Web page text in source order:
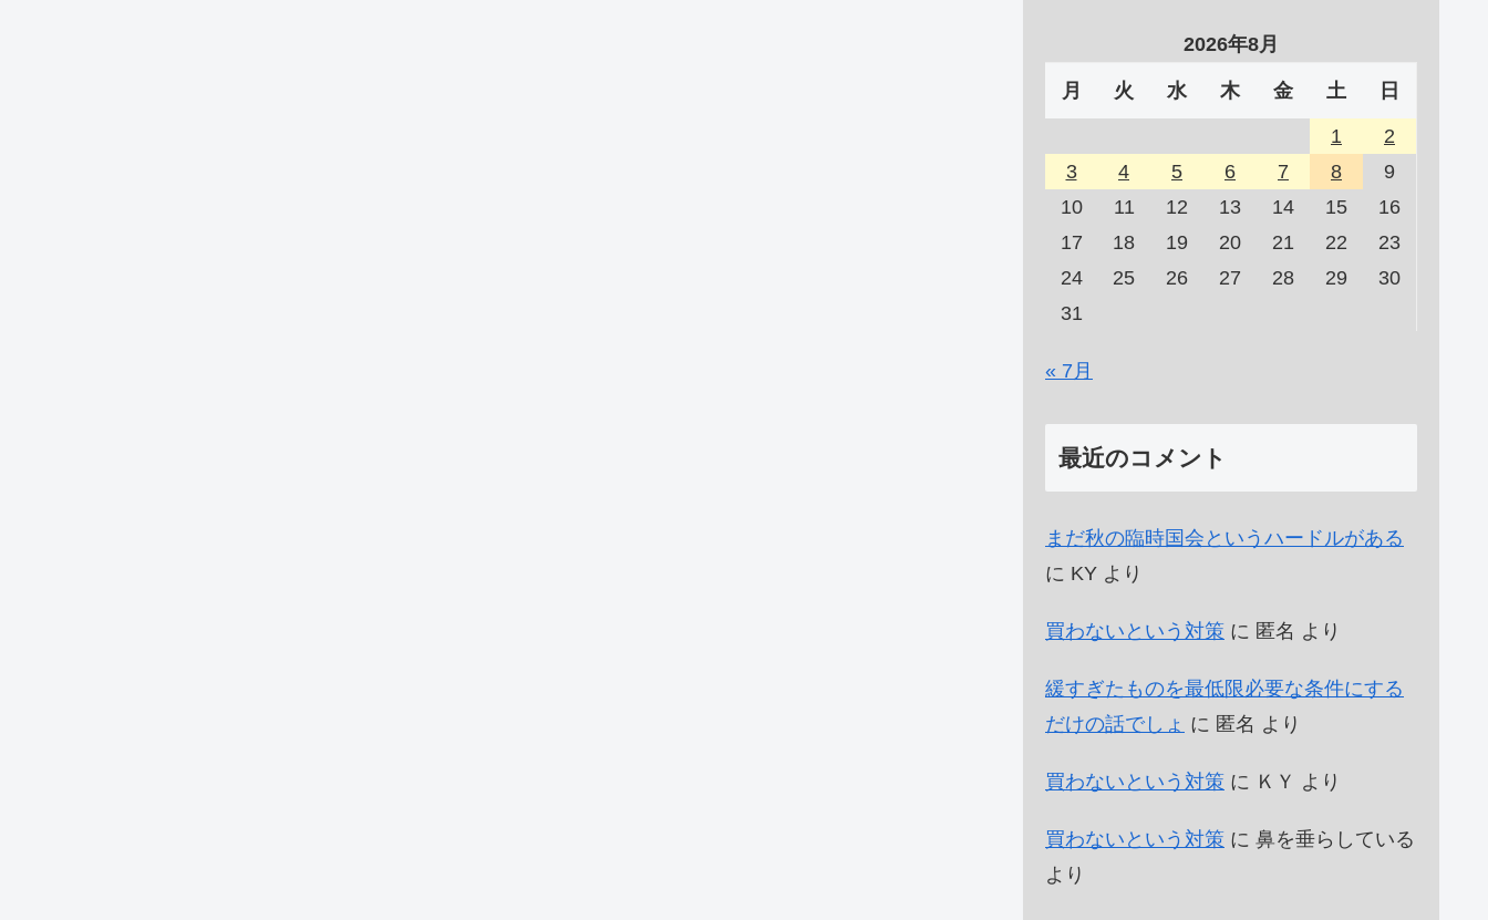
2026年8月
月 火 水 木 金 土 日
1
2
3
4 5 6 7 8
9
10
11 12 13 14 15
16
17
18 19 20 21 22
23
24
25 26 27 28 29
30
31
« 7月
最近のコメント
まだ秋の臨時国会というハードルがある
に KY より
買わないという対策 に 匿名 より
緩すぎたものを最低限必要な条件にする
だけの話でしょ に 匿名 より
買わないという対策 に ＫＹ より
買わないという対策 に 鼻を垂らしている
より